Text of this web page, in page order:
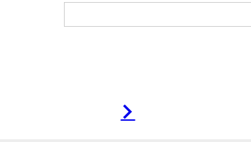
successiva